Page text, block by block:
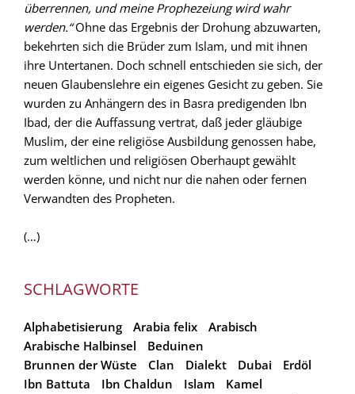
überrennen, und meine Prophezeiung wird wahr
werden.“Ohne das Ergebnis der Drohung abzuwarten,
bekehrten sich die Brüder zum Islam, und mit ihnen
ihre Untertanen. Doch schnell entschieden sie sich, der
neuen Glaubenslehre ein eigenes Gesicht zu geben. Sie
wurden zu Anhängern des in Basra predigenden Ibn
Ibad, der die Auffassung vertrat, daß jeder gläubige
Muslim, der eine religiöse Ausbildung genossen habe,
zum weltlichen und religiösen Oberhaupt gewählt
werden könne, und nicht nur die nahen oder fernen
Verwandten des Propheten.
(…)
SCHLAGWORTE
Alphabetisierung Arabia felix
Arabisch
Arabische Halbinsel
Beduinen
Brunnen der Wüste
Clan Dialekt Dubai
Erdöl
Ibn Battuta
Ibn Chaldun Islam
Kamel